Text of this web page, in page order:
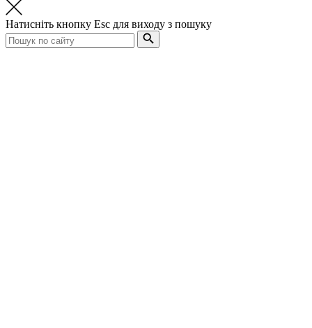
Натисніть кнопку Esc для виходу з пошуку